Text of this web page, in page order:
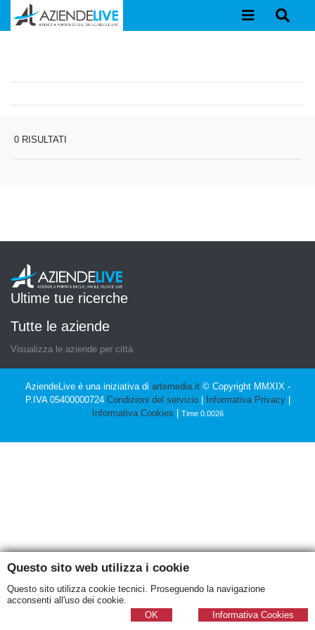
0 RISULTATI
Ultime tue ricerche
Tutte le aziende
Visualizza le aziende per città
AziendeLive è una iniziativa di artemedia.it© Copyright MMXIX -
P.IVA 05400000724 Condizioni del servizio| Informativa Privacy|
Informativa Cookies | Time 0.0026
Questo sito web utilizza i cookie
Questo sito utilizza cookie tecnici. Proseguendo la navigazione
acconsenti all'uso dei cookie.
Informativa Cookies
OK